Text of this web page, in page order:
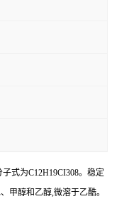
式为C12H19CI308。稳定
甲醇和乙醇,微溶于乙酷。